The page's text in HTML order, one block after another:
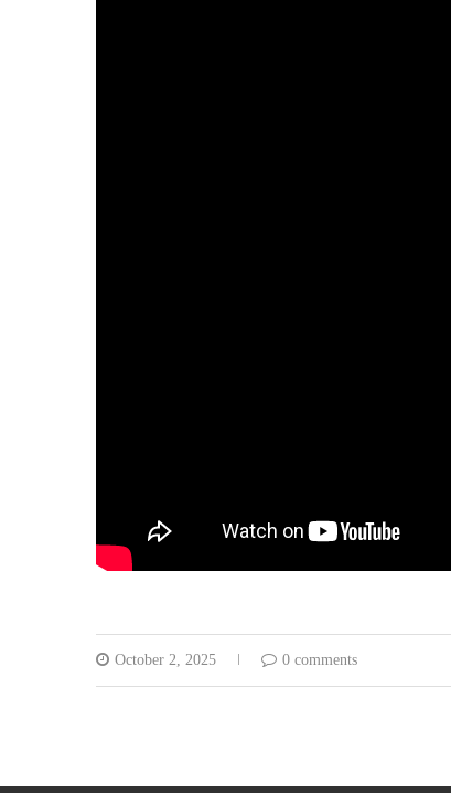
October 2, 2025 0 comments